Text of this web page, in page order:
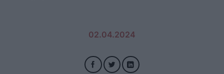
02.04.2024